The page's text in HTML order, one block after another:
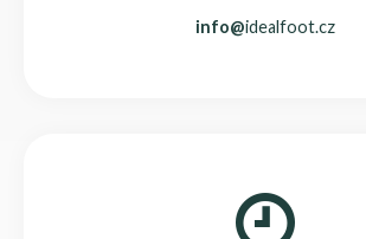
info@idealfoot.cz